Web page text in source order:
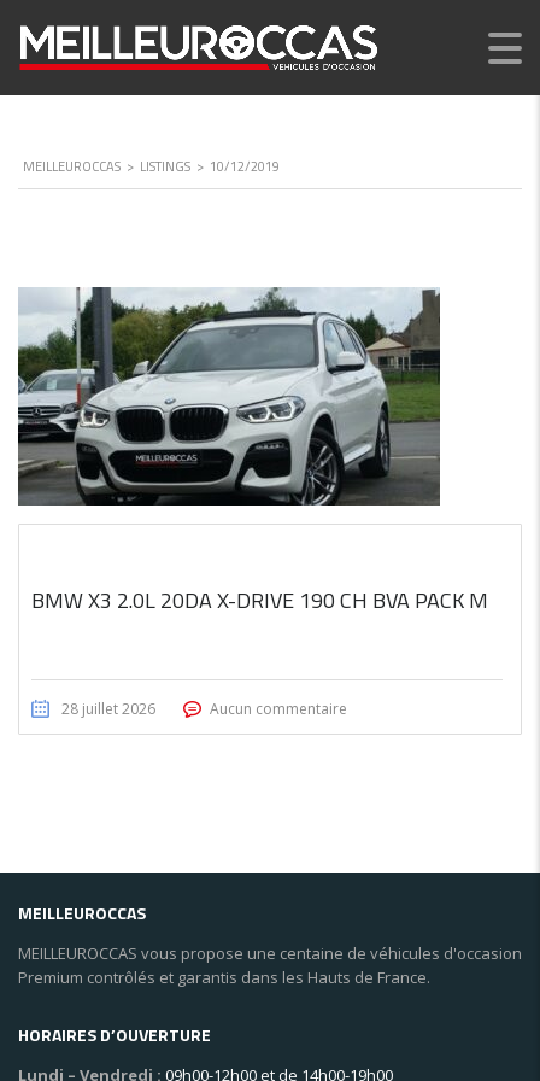
MEILLEUROCCAS > LISTINGS > 10/12/2019
BMW X3 2.0L 20DA X-DRIVE 190 CH BVA PACK M
28 juillet 2026 Aucun commentaire
MEILLEUROCCAS
MEILLEUROCCAS vous propose une centaine de véhicules d'occasion
Premium contrôlés et garantis dans les Hauts de France.
HORAIRES D’OUVERTURE
Lundi – Vendredi : 09h00-12h00 et de 14h00-19h00